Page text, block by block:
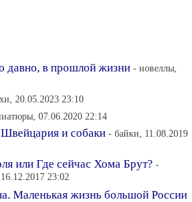
давно, в прошлой жизни - новеллы,
20.05.2023 23:10
07.06.2020 22:14
и собаки - байки, 11.08.2019
или Где сейчас Хома Брут? -
23:02
Маленькая жизнь большой России